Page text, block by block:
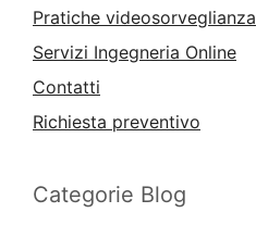
Pratiche videosorveglianza
Servizi Ingegneria Online
Contatti
Richiesta preventivo
Categorie Blog